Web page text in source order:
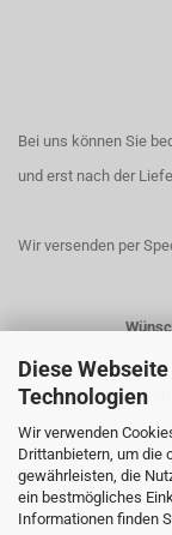
Diese
Technologien
Wir verwenden
Drittanbietern, um die
gewährleisten, die
ein bestmögliches
Informationen finden
Bei uns können Sie
und erst nach der
Wir versenden per